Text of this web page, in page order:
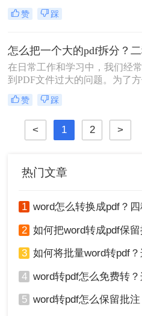
将一个较大的PDF文件拆分成多
文件，以便更好地管理和使用。
面将介绍三种实用的方法，帮助
松实现PDF文件的拆分。
赞 踩
在日常工作和学习中，我们经
到PDF文件过大的问题。为了
理和使用，有时需要将大型PDF
拆分成多个较小的文件。那么怎
一个大的pdf拆分呢？本文将为
两种实用的拆分大型PDF文件的
法，帮助您轻松应对这一需求。
赞 踩
< 1 2 >
热门文章
1 word怎么转换成pdf？四种实用方法
2 如何把word转成pdf保留批
3 如何将批量word转pdf？这三
4 word转pdf怎么免费转
5 word转pdf怎么保留批注